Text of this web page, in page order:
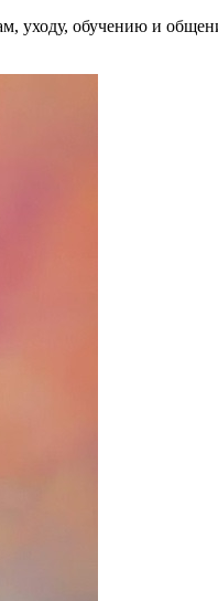
уходу, обучению и